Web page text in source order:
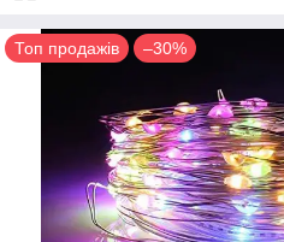
Топ продажів –30%